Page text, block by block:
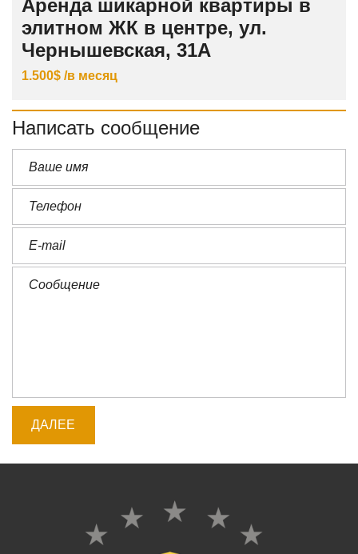
Аренда шикарной квартиры в
элитном ЖК в центре, ул.
Чернышевская, 31А
1.500$ /в месяц
Написать сообщение